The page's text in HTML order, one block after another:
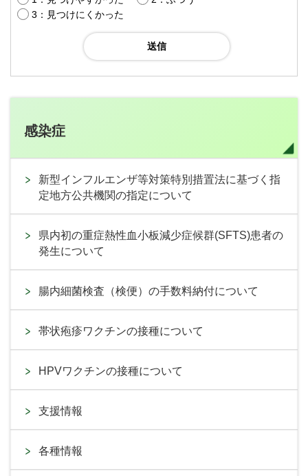
3：見つけにくかった
感染症
新型インフルエンザ等対策特別措置法に基づく指
定地方公共機関の指定について
県内初の重症熱性血小板減少症候群(SFTS)患者の
発生について
腸内細菌検査（検便）の手数料納付について
帯状疱疹ワクチンの接種について
HPVワクチンの接種について
支援情報
各種情報